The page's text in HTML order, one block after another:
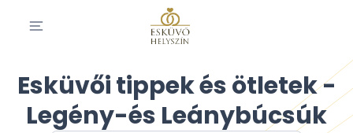
Esküvői tippek és ötletek -
Legény-és Leánybúcsúk